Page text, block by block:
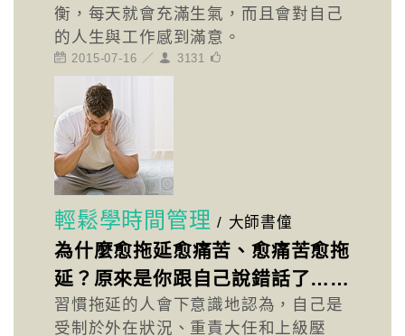
衡，每天就會充滿生氣，而且會對自己
的人生與工作感到滿意。
2015-07-16 ／ 3131
輕鬆學時間管理 / 大師書僮
為什麼愈拖延愈痛苦、愈痛苦愈拖
延？原來是你跟自己說錯話了……
習慣拖延的人會下意識地認為，自己是
受制於外在狀況、重責大任和上級壓